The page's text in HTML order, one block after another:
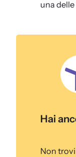
una
Hai
Non